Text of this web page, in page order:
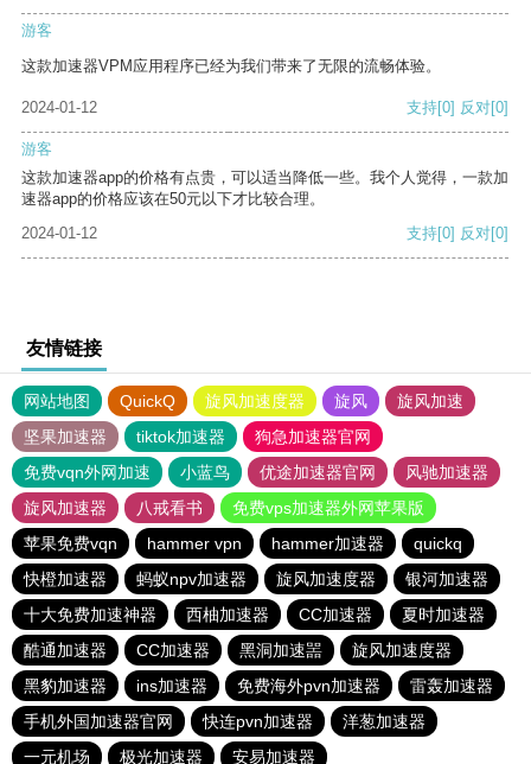
游客
这款加速器VPM应用程序已经为我们带来了无限的流畅体验。
2024-01-12 支持[0] 反对[0]
游客
这款加速器app的价格有点贵，可以适当降低一些。我个人觉得，一款加
速器app的价格应该在50元以下才比较合理。
2024-01-12
支持[0] 反对[0]
友情链接
网站地图 QuickQ 旋风加速度器 旋风
旋风加速
坚果加速器
tiktok加速器
狗急加速器官网
免费vqn外网加速
小蓝鸟 优途加速器官网
风驰加速器
旋风加速器
八戒看书
免费vps加速器外网苹果版
苹果免费vqn
hammer vpn hammer加速器
quickq
快橙加速器
蚂蚁npv加速器 旋风加速度器
银河加速器
十大免费加速神器
西柚加速器 CC加速器
夏时加速器
酷通加速器
CC加速器 黑洞加速噐
旋风加速度器
黑豹加速器
ins加速器 免费海外pvn加速器
雷轰加速器
手机外国加速器官网
快连pvn加速器
洋葱加速器
一元机场
极光加速器 安易加速器